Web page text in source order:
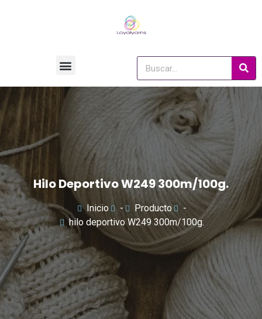
Hilo Deportivo W249 300m/100g.
Inicio - Producto
-
hilo deportivo W249 300m/100g.